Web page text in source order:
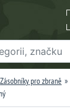
Zásobníky pro zbraně